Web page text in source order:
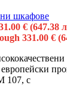
шкафове
€ (647.38
331.00 €
107, с